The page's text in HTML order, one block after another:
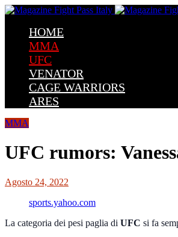
HOME
MMA
UFC
VENATOR
CAGE WARRIORS
ARES
MMA
UFC rumors:
Agosto 24, 2022
sports.yahoo.com
La categoria dei pesi paglia di UFC si fa